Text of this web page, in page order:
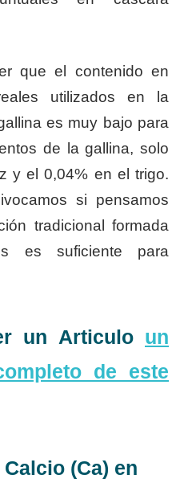
que el contenido en
utilizados en la
es muy bajo para
de la gallina, solo
y el 0,04% en el trigo.
si pensamos
tradicional formada
es suficiente para
un Articulo un
de este
(Ca) en